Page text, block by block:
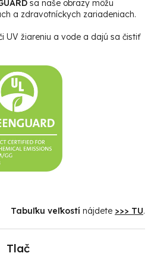
sa naše obrazy môžu
a zdravotníckych zariadeniach.
UV žiareniu a vode a dajú sa čistiť
Tabuľku veľkostí nájdete >>> TU.
Tlač